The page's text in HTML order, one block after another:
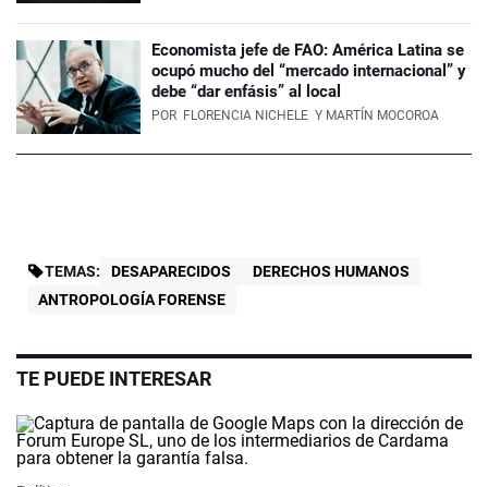
Economista jefe de FAO: América Latina se
ocupó mucho del “mercado internacional” y
debe “dar enfásis” al local
POR FLORENCIA NICHELE Y MARTÍN MOCOROA
TEMAS: DESAPARECIDOS
DERECHOS HUMANOS
ANTROPOLOGÍA FORENSE
TE PUEDE INTERESAR